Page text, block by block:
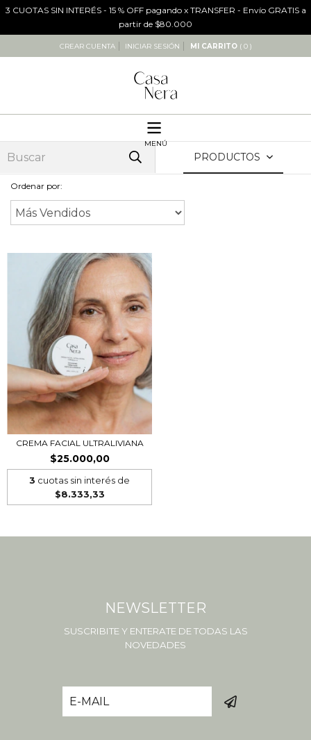
3 CUOTAS SIN INTERÉS - 15 % OFF pagando x TRANSFER - Envío GRATIS a
partir de $80.000
CREAR CUENTA INICIAR SESIÓN MI CARRITO ( 0 )
MENÚ
PRODUCTOS
Ordenar por:
CREMA FACIAL ULTRALIVIANA
$25.000,00
3 cuotas sin interés de
$8.333,33
NEWSLETTER
SUSCRIBITE Y ENTERATE DE TODAS LAS
NOVEDADES